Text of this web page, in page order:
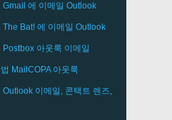
Gmail 에 이메일 Outlook
The Bat! 에 이메일 Outlook
Postbox 아웃룩 이메일
MailCOPA아웃룩
Outlook 이메일, 콘택트 렌즈,